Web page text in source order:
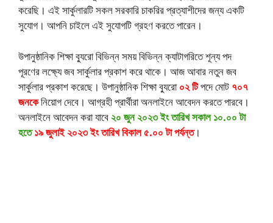
করেছি। এই সার্কুলারটি সকল সরকারি চাকরির প্রত্যাশীদের জন্য একটি
সুযোগ। আপনি চাইলে এই সুযোগটি গ্রহণ করতে পারেন।
উপানুষ্ঠানিক শিক্ষা ব্যুরো বিভিন্ন সময় বিভিন্ন ক্যাটাগরিতে শূন্য পদ
পূরণের লক্ষ্যে জব সার্কুলার প্রকাশ করে থাকে। আজ আবার নতুন জব
সার্কুলার প্রকাশ করেছে। উপানুষ্ঠানিক শিক্ষা ব্যুরো০২ টিপদে মোট ৭০৭
জনকেনিয়োগ দেবে। আগ্রহী প্রার্থীরা অনলাইনে আবেদন করতে পারবে।
অনলাইনে আবেদন করা যাবে২০ জুন ২০২৩ ইং তারিখ সকাল ১০.০০ টা
হতে ১৯ জুলাই ২০২৩ ইং তারিখ বিকাল ৫.০০ টা পর্যন্ত।